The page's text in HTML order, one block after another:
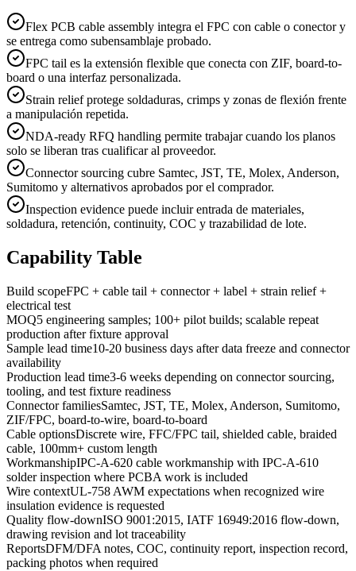
Flex PCB cable assembly integra el FPC con cable o conector y
se entrega como subensamblaje probado.
FPC tail es la extensión flexible que conecta con ZIF, board-to-
board o una interfaz personalizada.
Strain relief protege soldaduras, crimps y zonas de flexión frente
a manipulación repetida.
NDA-ready RFQ handling permite trabajar cuando los planos
solo se liberan tras cualificar al proveedor.
Connector sourcing cubre Samtec, JST, TE, Molex, Anderson,
Sumitomo y alternativos aprobados por el comprador.
Inspection evidence puede incluir entrada de materiales,
soldadura, retención, continuity, COC y trazabilidad de lote.
Capability Table
Build scopeFPC + cable tail + connector + label + strain relief +
electrical test
MOQ5 engineering samples; 100+ pilot builds; scalable repeat
production after fixture approval
Sample lead time10-20 business days after data freeze and connector
availability
Production lead time3-6 weeks depending on connector sourcing,
tooling, and test fixture readiness
Connector familiesSamtec, JST, TE, Molex, Anderson, Sumitomo,
ZIF/FPC, board-to-wire, board-to-board
Cable optionsDiscrete wire, FFC/FPC tail, shielded cable, braided
cable, 100mm+ custom length
WorkmanshipIPC-A-620 cable workmanship with IPC-A-610
solder inspection where PCBA work is included
Wire contextUL-758 AWM expectations when recognized wire
insulation evidence is requested
Quality flow-downISO 9001:2015, IATF 16949:2016 flow-down,
drawing revision and lot traceability
ReportsDFM/DFA notes, COC, continuity report, inspection record,
packing photos when required